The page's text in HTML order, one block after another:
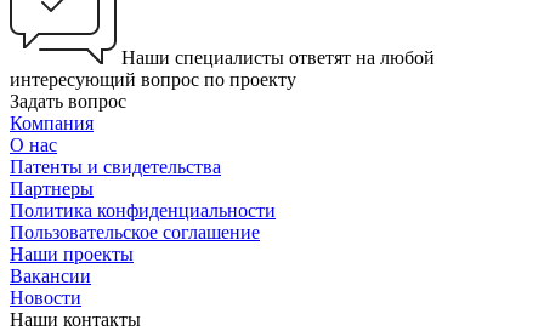
Наши специалисты ответят на любой
интересующий вопрос по проекту
Задать вопрос
Компания
О нас
Патенты и свидетельства
Партнеры
Политика конфиденциальности
Пользовательское соглашение
Наши проекты
Вакансии
Новости
Наши контакты